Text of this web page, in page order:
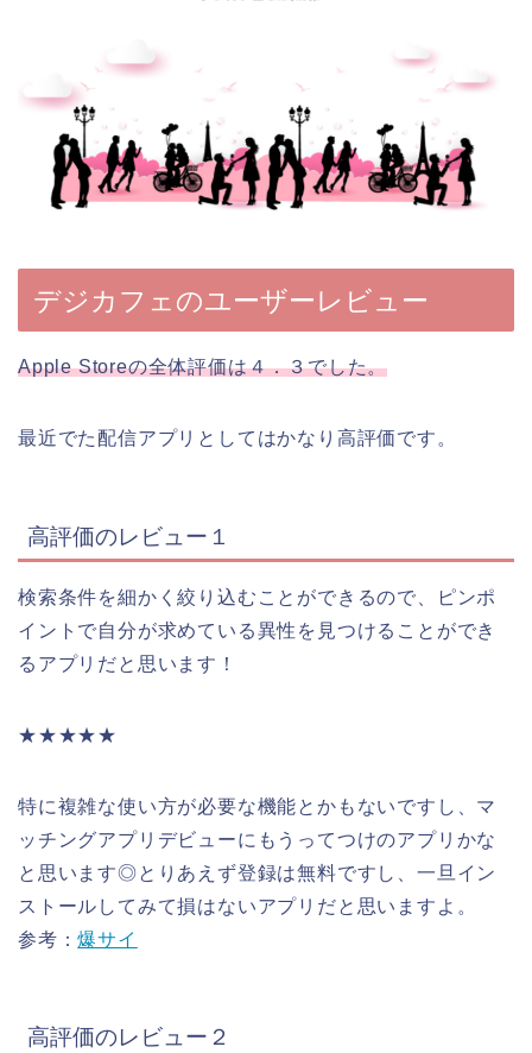
デジカフェのユーザーレビュー
Apple Storeの全体評価は４．３でした。
最近でた配信アプリとしてはかなり高評価です。
高評価のレビュー１
検索条件を細かく絞り込むことができるので、ピンポ
イントで自分が求めている異性を見つけることができ
るアプリだと思います！
★★★★★
特に複雑な使い方が必要な機能とかもないですし、マ
ッチングアプリデビューにもうってつけのアプリかな
と思います◎とりあえず登録は無料ですし、一旦イン
ストールしてみて損はないアプリだと思いますよ。
参考：爆サイ
高評価のレビュー２